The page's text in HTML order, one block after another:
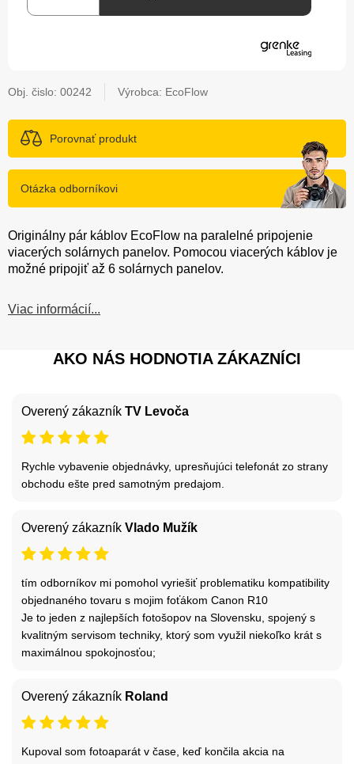
Obj. čislo: 00242 Výrobca: EcoFlow
Porovnať produkt
Otázka odborníkovi
Originálny pár káblov EcoFlow na paralelné pripojenie
viacerých solárnych panelov. Pomocou viacerých káblov je
možné pripojiť až 6 solárnych panelov.
Viac informácií...
AKO NÁS HODNOTIA ZÁKAZNÍCI
Overený zákazník TV Levoča
Rychle vybavenie objednávky, upresňujúci telefonát zo strany
obchodu ešte pred samotným predajom.
Overený zákazník Vlado Mužík
tím odborníkov mi pomohol vyriešiť problematiku kompatibility
objednaného tovaru s mojim foťákom Canon R10
Je to jeden z najlepších fotošopov na Slovensku, spojený s
kvalitným servisom techniky, ktorý som využil niekoľko krát s
maximálnou spokojnosťou;
Overený zákazník Roland
Kupoval som fotoaparát v čase, keď končila akcia na